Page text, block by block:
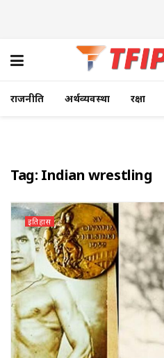
राजनीति अर्थव्यवस्था रक्षा
Tag: Indian wrestling
इतिहास